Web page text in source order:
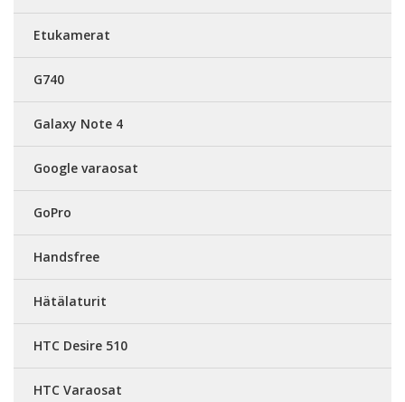
Etukamerat
G740
Galaxy Note 4
Google varaosat
GoPro
Handsfree
Hätälaturit
HTC Desire 510
HTC Varaosat